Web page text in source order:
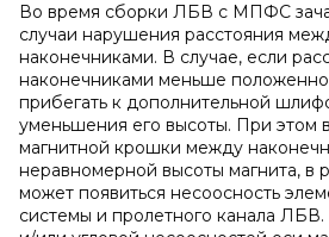
Во время сборки ЛБВ с МПФС
случаи нарушения расстояния
наконечниками. В случае, если
наконечниками меньше
прибегать к дополнительной
уменьшения его высоты. При этом
магнитной крошки между
неравномерной высоты магнита, в
может появиться несоосность
системы и пролетного канала